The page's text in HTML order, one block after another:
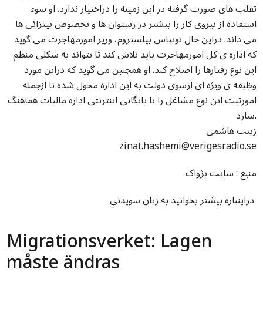
تقلب های صورت گرفته در این زمینه را دراختیار ندارد. او سوء
استفاده از نیروی کار را بیشتر در رستوان ها و بخصوص پیتزائی ها
می داند. دراین حال توبیاس بیلستروم، وزیر امورمهاجرت می گوید
که اداره ی کل امورمهاجرت باید تلاش کند تا بتواند به شکلی منظم
این نوع رفتارها را اصلاح کند. او همچنین می گوید که دراین مورد
وظیفه ی ویژه ای ازسوی دولت به این اداره محول شده تا ازجمله
امورثبت این نوع مشاغل را با بایگانی اینترنتی اداره مالیات هماهنگ
سازد.
زینت هاشمی
zinat.hashemi@verigesradio.se
منبع : سايت پژواک
Migrationsverket: Lagen
måste ändras